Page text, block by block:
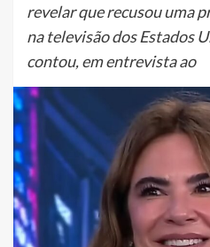
revelar que recusou uma
na televisão dos Estados
contou, em entrevista ao